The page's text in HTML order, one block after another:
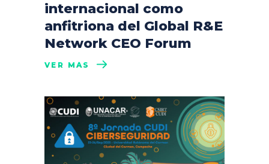
internacional como
anfitriona del Global R&E
Network CEO Forum
VER MÁS